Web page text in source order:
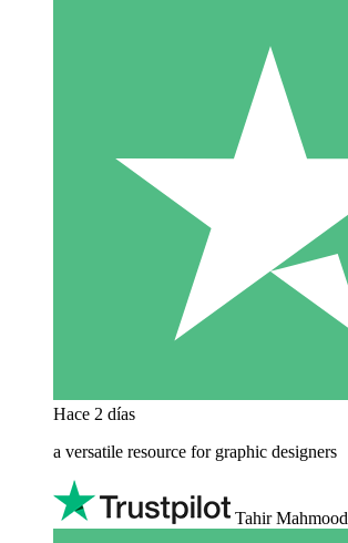
Hace 2 días
a versatile resource for graphic designers
Tahir Mahmood